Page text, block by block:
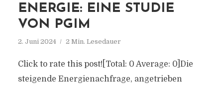
ENERGIE: EINE STUDIE
VON PGIM
2. Juni 2024 2 Min. Lesedauer
Click to rate this post![Total: 0 Average: 0]Die
steigende Energienachfrage, angetrieben